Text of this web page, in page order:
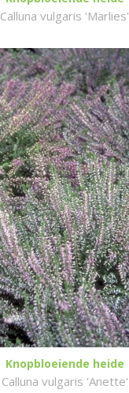
Calluna vulgaris 'Marlies'
Knopbloeiende heide
Calluna vulgaris 'Anette'